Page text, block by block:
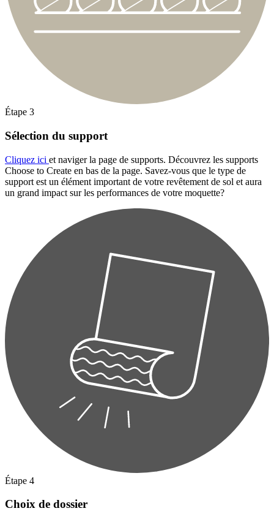
Étape 3
Sélection du support
Cliquez ici et naviger la page de supports. Découvrez les supports
Choose to Create en bas de la page. Savez-vous que le type de
support est un élément important de votre revêtement de sol et aura
un grand impact sur les performances de votre moquette?
Étape 4
Choix de dossier